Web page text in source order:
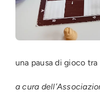
una pausa di gioco
a cura